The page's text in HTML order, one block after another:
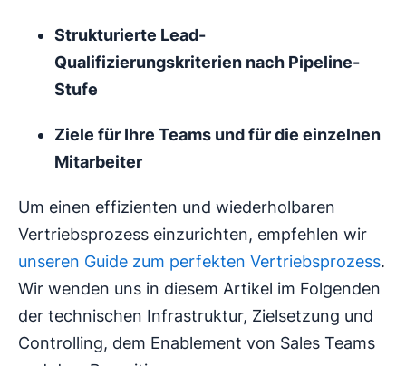
Strukturierte Lead-
Qualifizierungskriterien nach Pipeline-
Stufe
Ziele für Ihre Teams und für die einzelnen
Mitarbeiter
Um einen effizienten und wiederholbaren
Vertriebsprozess einzurichten, empfehlen wir
unseren Guide zum perfekten Vertriebsprozess.
Wir wenden uns in diesem Artikel im Folgenden
der technischen Infrastruktur, Zielsetzung und
Controlling, dem Enablement von Sales Teams